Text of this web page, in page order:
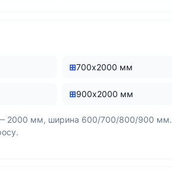
700х2000 мм
900х2000 мм
— 2000 мм, ширина 600/700/800/900 мм.